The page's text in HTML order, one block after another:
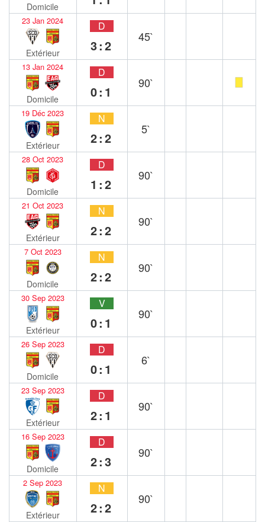
Domicile
23 Jan 2024
Extérieur
D
3:2
45`
13 Jan 2024
Domicile
D
0:1
90`
19 Déc 2023
Extérieur
N
2:2
5`
28 Oct 2023
Domicile
D
1:2
90`
21 Oct 2023
Extérieur
N
2:2
90`
7 Oct 2023
Domicile
N
2:2
90`
30 Sep 2023
Extérieur
V
0:1
90`
26 Sep 2023
Domicile
D
0:1
6`
23 Sep 2023
Extérieur
D
2:1
90`
16 Sep 2023
Domicile
D
2:3
90`
2 Sep 2023
Extérieur
N
2:2
90`